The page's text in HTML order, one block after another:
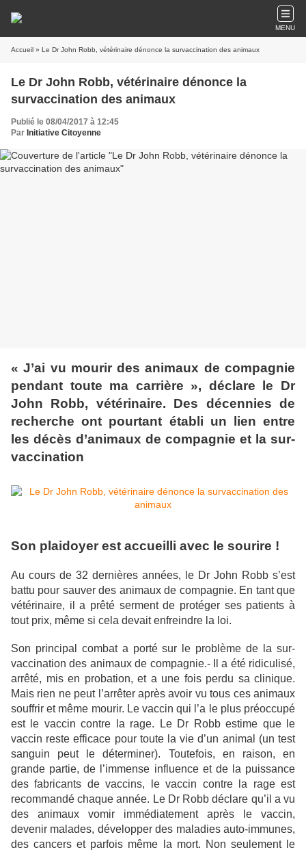
MENU
Accueil » Le Dr John Robb, vétérinaire dénonce la survaccination des animaux
Le Dr John Robb, vétérinaire dénonce la
survaccination des animaux
Publié le 08/04/2017 à 12:45
Par Initiative Citoyenne
« J’ai vu mourir des animaux de compagnie
pendant toute ma carrière », déclare le Dr
John Robb, vétérinaire. Des décennies de
recherche ont pourtant établi un lien entre
les décès d’animaux de compagnie et la sur-
vaccination
Son plaidoyer est accueilli avec le sourire !
Au cours de 32 dernières années, le Dr John Robb s’est
battu pour sauver des animaux de compagnie. En tant que
vétérinaire, il a prêté serment de protéger ses patients à
tout prix, même si cela devait enfreindre la loi.
Son principal combat a porté sur le problème de la sur-
vaccination des animaux de compagnie.- Il a été ridiculisé,
arrêté, mis en probation, et a une fois perdu sa clinique.
Mais rien ne peut l’arrêter après avoir vu tous ces animaux
souffrir et même mourir. Le vaccin qui l’a le plus préoccupé
est le vaccin contre la rage. Le Dr Robb estime que le
vaccin reste efficace pour toute la vie d’un animal (un test
sanguin peut le déterminer). Toutefois, en raison, en
grande partie, de l’immense influence et de la puissance
des fabricants de vaccins, le vaccin contre la rage est
recommandé chaque année. Le Dr Robb déclare qu’il a vu
des animaux vomir immédiatement après le vaccin,
devenir malades, développer des maladies auto-immunes,
des cancers et parfois même la mort. Non seulement le